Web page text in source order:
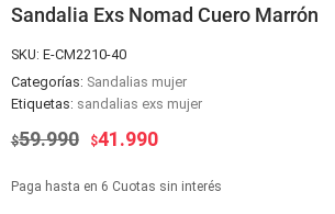
Sandalia Exs Nomad Cuero Marrón
SKU: E-CM2210-40
Categorías: Sandalias mujer
Etiquetas: sandalias exs mujer
$59.990 El
original
$41.990El
actual
Paga hasta en 6 Cuotas sin interés